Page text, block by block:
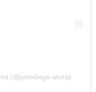
(@juandiego.alvira)